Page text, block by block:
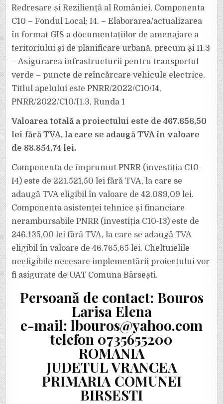
Redresare și Reziliență al României, Componenta
C10 – Fondul Local; I4. – Elaborarea/actualizarea
în format GIS a documentațiilor de amenajare a
teritoriului și de planificare urbană, precum și I1.3
– Asigurarea infrastructurii pentru transportul
verde – puncte de reîncărcare vehicule electrice.
Titlul apelului este PNRR/2022/C10/I4,
PNRR/2022/C10/I1.3, Runda 1
Valoarea totală a proiectului este de 467.656,50
lei fără TVA, la care se adaugă TVA în valoare
de 88.854,74 lei.
Componenta de împrumut PNRR (investiția C10-
I4) este de 221.521,50 lei fără TVA, la care se
adaugă TVA eligibil în valoare de 42.089,09 lei.
Componenta asistenței tehnice și financiare
nerambursabile PNRR (investiția C10-I3) este de
246.135,00 lei fără TVA, la care se adaugă TVA
eligibil în valoare de 46.765,65 lei. Cheltuielile
neeligibile necesare implementării proiectului vor
fi asigurate de UAT Comuna Bârsești.
Persoană de contact: Bouros
Larisa Elena
e-mail: lbouros@yahoo.com
telefon 0735655200
ROMANIA
JUDETUL VRANCEA
PRIMARIA COMUNEI
BIRSESTI